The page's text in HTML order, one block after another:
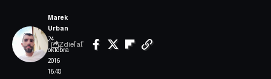
24.
októbra
2016
16:48
Marek
Urban
Zdieľať